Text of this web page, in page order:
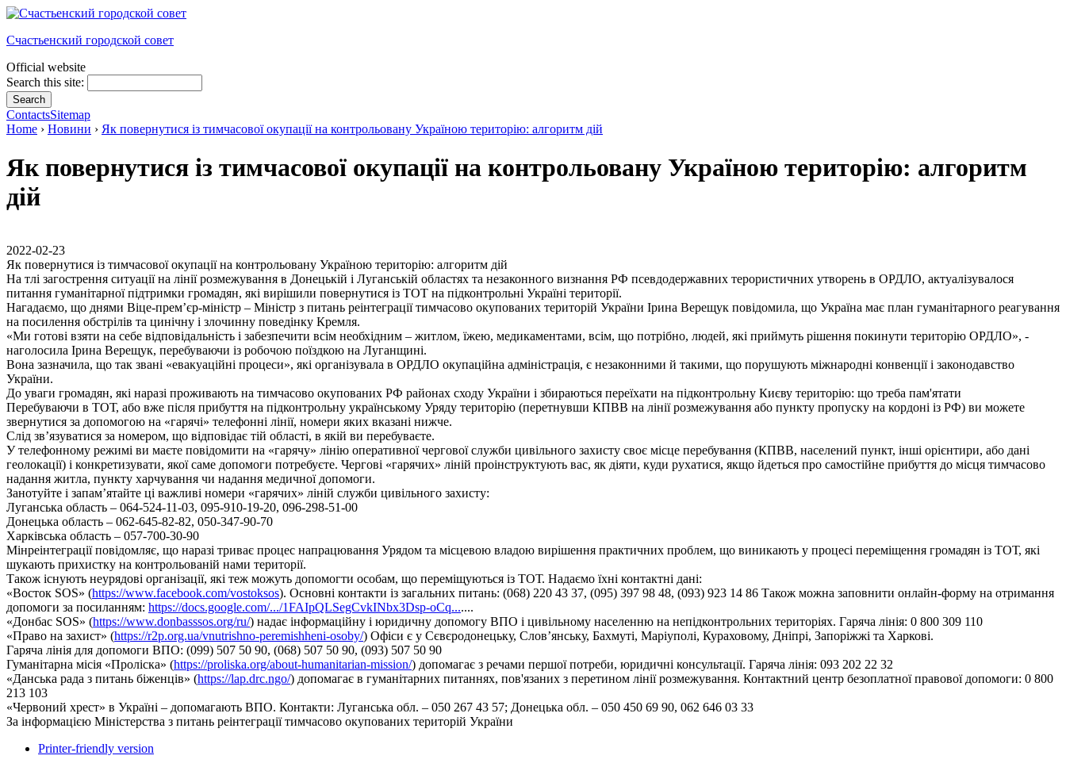
Счастьенский городской совет
Official website
Search this site:
ContactsSitemap
Home › Новини › Як повернутися із тимчасової окупації на контрольовану Україною територію: алгоритм дій
Як повернутися із тимчасової окупації на контрольовану Україною територію: алгоритм
дій
2022-02-23
Як повернутися із тимчасової окупації на контрольовану Україною територію: алгоритм дій
На тлі загострення ситуації на лінії розмежування в Донецькій і Луганській областях та незаконного визнання РФ псевдодержавних терористичних утворень в ОРДЛО, актуалізувалося
питання гуманітарної підтримки громадян, які вирішили повернутися із ТОТ на підконтрольні Україні території.
Нагадаємо, що днями Віце-прем’єр-міністр – Міністр з питань реінтеграції тимчасово окупованих територій України Ірина Верещук повідомила, що Україна має план гуманітарного реагування
на посилення обстрілів та цинічну і злочинну поведінку Кремля.
«Ми готові взяти на себе відповідальність і забезпечити всім необхідним – житлом, їжею, медикаментами, всім, що потрібно, людей, які приймуть рішення покинути територію ОРДЛО», -
наголосила Ірина Верещук, перебуваючи із робочою поїздкою на Луганщині.
Вона зазначила, що так звані «евакуаційні процеси», які організувала в ОРДЛО окупаційна адміністрація, є незаконними й такими, що порушують міжнародні конвенції і законодавство
України.
До уваги громадян, які наразі проживають на тимчасово окупованих РФ районах сходу України і збираються переїхати на підконтрольну Києву територію: що треба пам'ятати
Перебуваючи в ТОТ, або вже після прибуття на підконтрольну українському Уряду територію (перетнувши КПВВ на лінії розмежування або пункту пропуску на кордоні із РФ) ви можете
звернутися за допомогою на «гарячі» телефонні лінії, номери яких вказані нижче.
Слід зв’язуватися за номером, що відповідає тій області, в якій ви перебуваєте.
У телефонному режимі ви маєте повідомити на «гарячу» лінію оперативної чергової служби цивільного захисту своє місце перебування (КПВВ, населений пункт, інші орієнтири, або дані
геолокації) і конкретизувати, якої саме допомоги потребуєте. Чергові «гарячих» ліній проінструктують вас, як діяти, куди рухатися, якщо йдеться про самостійне прибуття до місця тимчасово
надання житла, пункту харчування чи надання медичної допомоги.
Занотуйте і запам’ятайте ці важливі номери «гарячих» ліній служби цивільного захисту:
Луганська область – 064-524-11-03, 095-910-19-20, 096-298-51-00
Донецька область – 062-645-82-82, 050-347-90-70
Харківська область – 057-700-30-90
Мінреінтеграції повідомляє, що наразі триває процес напрацювання Урядом та місцевою владою вирішення практичних проблем, що виникають у процесі переміщення громадян із ТОТ, які
шукають прихистку на контрольованій нами території.
Також існують неурядові організації, які теж можуть допомогти особам, що переміщуються із ТОТ. Надаємо їхні контактні дані:
«Восток SOS» (https://www.facebook.com/vostoksos). Основні контакти із загальних питань: (068) 220 43 37, (095) 397 98 48, (093) 923 14 86 Також можна заповнити онлайн-форму на отримання
допомоги за посиланням: https://docs.google.com/.../1FAIpQLSegCvkINbx3Dsp-oCq.......
«Донбас SOS» (https://www.donbasssos.org/ru/) надає інформаційну і юридичну допомогу ВПО і цивільному населенню на непідконтрольних територіях. Гаряча лінія: 0 800 309 110
«Право на захист» (https://r2p.org.ua/vnutrishno-peremishheni-osoby/) Офіси є у Сєвєродонецьку, Слов’янську, Бахмуті, Маріуполі, Кураховому, Дніпрі, Запоріжжі та Харкові.
Гаряча лінія для допомоги ВПО: (099) 507 50 90, (068) 507 50 90, (093) 507 50 90
Гуманітарна місія «Проліска» (https://proliska.org/about-humanitarian-mission/) допомагає з речами першої потреби, юридичні консультації. Гаряча лінія: 093 202 22 32
«Данська рада з питань біженців» (https://lap.drc.ngo/) допомагає в гуманітарних питаннях, пов'язаних з перетином лінії розмежування. Контактний центр безоплатної правової допомоги: 0 800
213 103
«Червоний хрест» в Україні – допомагають ВПО. Контакти: Луганська обл. – 050 267 43 57; Донецька обл. – 050 450 69 90, 062 646 03 33
За інформацією Міністерства з питань реінтеграції тимчасово окупованих територій України
Printer-friendly version